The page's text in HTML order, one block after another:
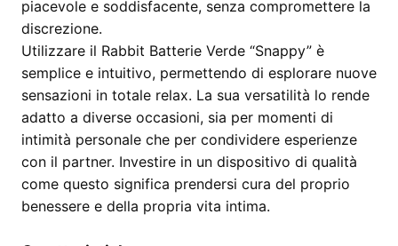
piacevole e soddisfacente, senza compromettere la
discrezione.
Utilizzare il Rabbit Batterie Verde “Snappy” è
semplice e intuitivo, permettendo di esplorare nuove
sensazioni in totale relax. La sua versatilità lo rende
adatto a diverse occasioni, sia per momenti di
intimità personale che per condividere esperienze
con il partner. Investire in un dispositivo di qualità
come questo significa prendersi cura del proprio
benessere e della propria vita intima.